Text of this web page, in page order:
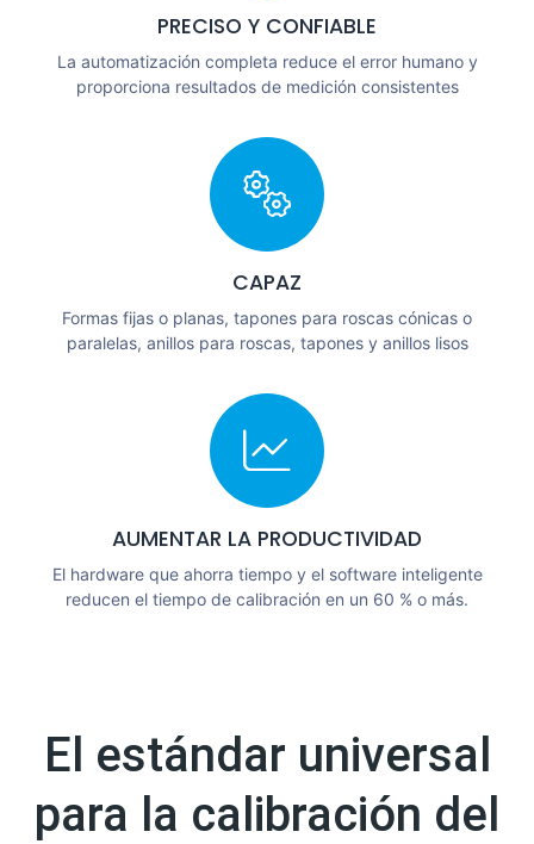
PRECISO Y CONFIABLE
La automatización completa reduce el error humano y
proporciona resultados de medición consistentes
CAPAZ
Formas fijas o planas, tapones para roscas cónicas o
paralelas, anillos para roscas, tapones y anillos lisos
AUMENTAR LA PRODUCTIVIDAD
El hardware que ahorra tiempo y el software inteligente
reducen el tiempo de calibración en un 60 % o más.
El estándar universal
para la calibración del